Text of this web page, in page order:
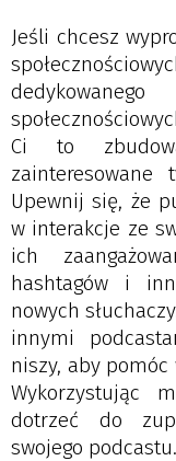
Jeśli chcesz
Ci to
Upewnij się, że
w interakcje ze
ich
hashtagów i
nowych
innymi
niszy, aby
Wykorzystując
dotrzeć do
swojego podcastu.